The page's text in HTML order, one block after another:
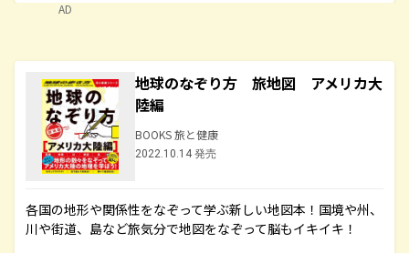
AD
地球のなぞり方 旅地図 アメリカ大
陸編
BOOKS 旅と健康
2022.10.14 発売
各国の地形や関係性をなぞって学ぶ新しい地図本！国境や州、
川や街道、島など旅気分で地図をなぞって脳もイキイキ！